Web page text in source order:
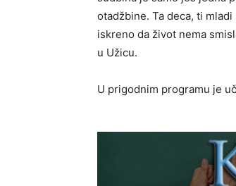
otadžbine. Ta deca, ti
iskreno da život nema
u Užicu.
U prigodnim programu je